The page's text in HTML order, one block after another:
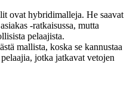
ovat hybridimalleja. He saavat
-ratkaisussa, mutta
pelaajista.
mallista, koska se kannustaa
jotka jatkavat vetojen